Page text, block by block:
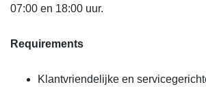
07:00 en 18:00 uur.
Requirements
Klantvriendelijke en